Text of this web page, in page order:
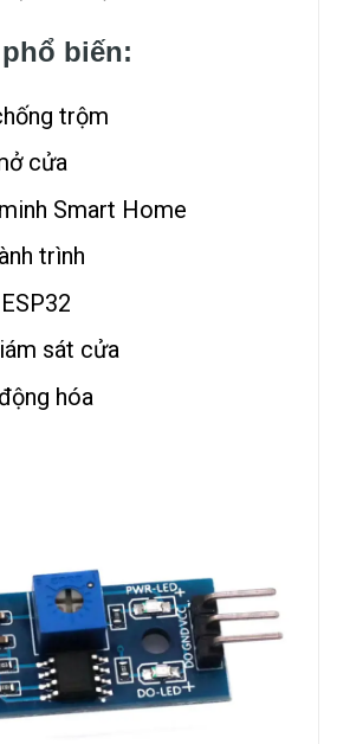
biến:
trộm
cửa
Smart Home
trình
sát cửa
hóa